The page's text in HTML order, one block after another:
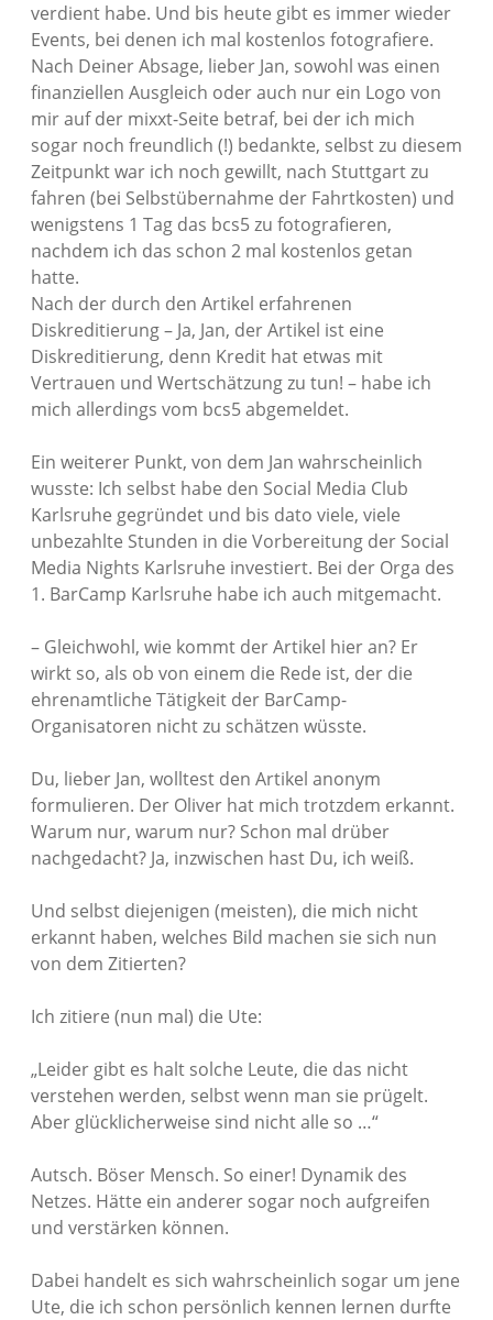
verdient habe. Und bis heute gibt es immer wieder
Events, bei denen ich mal kostenlos fotografiere.
Nach Deiner Absage, lieber Jan, sowohl was einen
finanziellen Ausgleich oder auch nur ein Logo von
mir auf der mixxt-Seite betraf, bei der ich mich
sogar noch freundlich (!) bedankte, selbst zu diesem
Zeitpunkt war ich noch gewillt, nach Stuttgart zu
fahren (bei Selbstübernahme der Fahrtkosten) und
wenigstens 1 Tag das bcs5 zu fotografieren,
nachdem ich das schon 2 mal kostenlos getan
hatte.
Nach der durch den Artikel erfahrenen
Diskreditierung – Ja, Jan, der Artikel ist eine
Diskreditierung, denn Kredit hat etwas mit
Vertrauen und Wertschätzung zu tun! – habe ich
mich allerdings vom bcs5 abgemeldet.
Ein weiterer Punkt, von dem Jan wahrscheinlich
wusste: Ich selbst habe den Social Media Club
Karlsruhe gegründet und bis dato viele, viele
unbezahlte Stunden in die Vorbereitung der Social
Media Nights Karlsruhe investiert. Bei der Orga des
1. BarCamp Karlsruhe habe ich auch mitgemacht.
– Gleichwohl, wie kommt der Artikel hier an? Er
wirkt so, als ob von einem die Rede ist, der die
ehrenamtliche Tätigkeit der BarCamp-
Organisatoren nicht zu schätzen wüsste.
Du, lieber Jan, wolltest den Artikel anonym
formulieren. Der Oliver hat mich trotzdem erkannt.
Warum nur, warum nur? Schon mal drüber
nachgedacht? Ja, inzwischen hast Du, ich weiß.
Und selbst diejenigen (meisten), die mich nicht
erkannt haben, welches Bild machen sie sich nun
von dem Zitierten?
Ich zitiere (nun mal) die Ute:
„Leider gibt es halt solche Leute, die das nicht
verstehen werden, selbst wenn man sie prügelt.
Aber glücklicherweise sind nicht alle so …“
Autsch. Böser Mensch. So einer! Dynamik des
Netzes. Hätte ein anderer sogar noch aufgreifen
und verstärken können.
Dabei handelt es sich wahrscheinlich sogar um jene
Ute, die ich schon persönlich kennen lernen durfte